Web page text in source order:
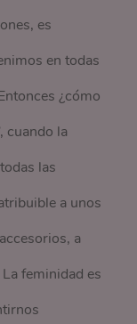
es
en todas
¿cómo
cuando la
las
a unos
a
feminidad es